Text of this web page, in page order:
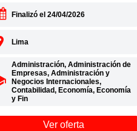
Finalizó el 24/04/2026
Lima
Administración, Administración de
Empresas, Administración y
Negocios Internacionales,
Contabilidad, Economía, Economía
y Fin
Ver oferta